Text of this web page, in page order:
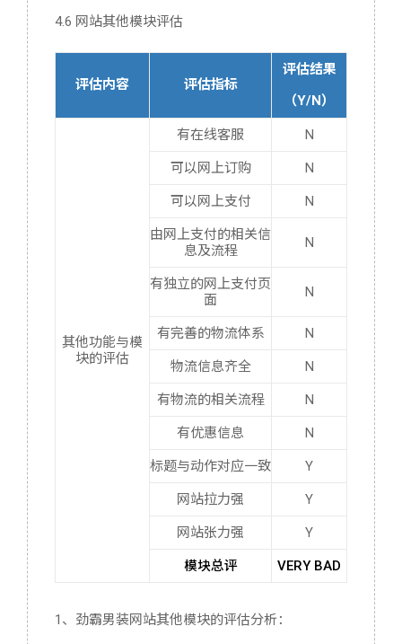
4.6 网站其他模块评估
评估内容 评估指标
评估结果
（Y/N）
其他功能与模
块的评估
有在线客服 N
可以网上订购 N
可以网上支付 N
由网上支付的相关信
息及流程
N
有独立的网上支付页
面
N
有完善的物流体系 N
物流信息齐全 N
有物流的相关流程 N
有优惠信息 N
标题与动作对应一致 Y
网站拉力强 Y
网站张力强 Y
模块总评 VERY BAD
1、劲霸男装网站其他模块的评估分析：